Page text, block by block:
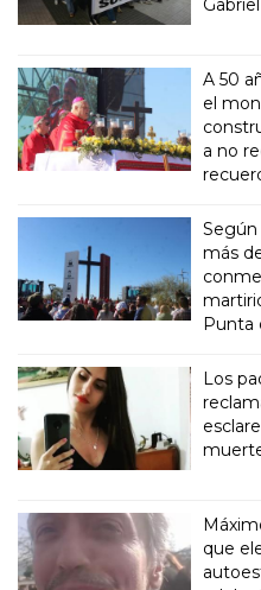
A 50
el
a no
más
Punta
Los
que